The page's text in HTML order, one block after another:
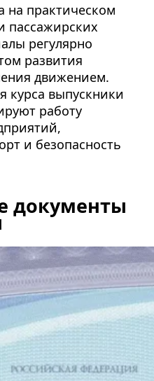
на практическом
пассажирских
регулярно
развития
движением.
курса выпускники
работу
и безопасность
документы